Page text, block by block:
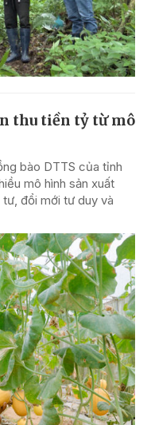
thu tiền tỷ từ mô
bào DTTS của tỉnh
mô hình sản xuất
đổi mới tư duy và